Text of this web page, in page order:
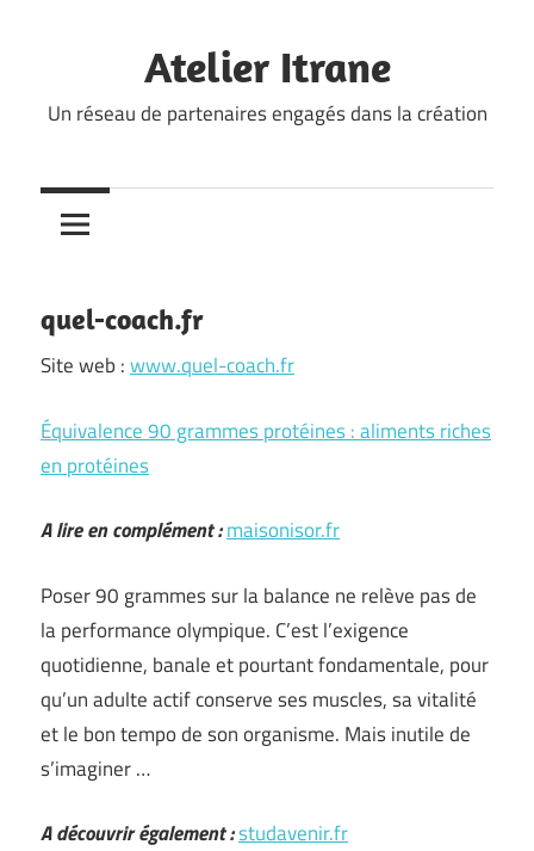
Atelier Itrane
Un réseau de partenaires engagés dans la création
quel-coach.fr
Site web :www.quel-coach.fr
Équivalence 90 grammes protéines : aliments riches
en protéines
A lire en complément :maisonisor.fr
Poser 90 grammes sur la balance ne relève pas de
la performance olympique. C’est l’exigence
quotidienne, banale et pourtant fondamentale, pour
qu’un adulte actif conserve ses muscles, sa vitalité
et le bon tempo de son organisme. Mais inutile de
s’imaginer …
A découvrir également :studavenir.fr